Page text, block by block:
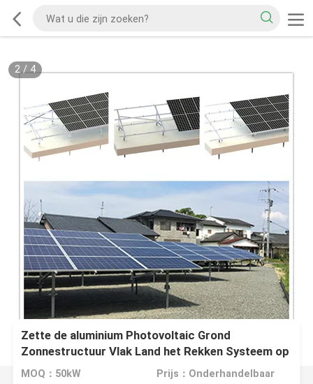
2/ 4
Zette de aluminium Photovoltaic Grond
Zonnestructuur Vlak Land het Rekken Systeem op
MOQ：50kW Prijs：Onderhandelbaar